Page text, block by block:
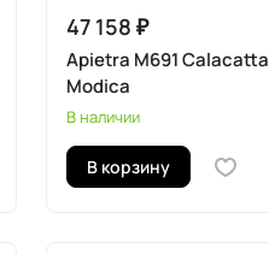
47 158 ₽
Apietra M691 Calacatta
Modica
В наличии
В корзину